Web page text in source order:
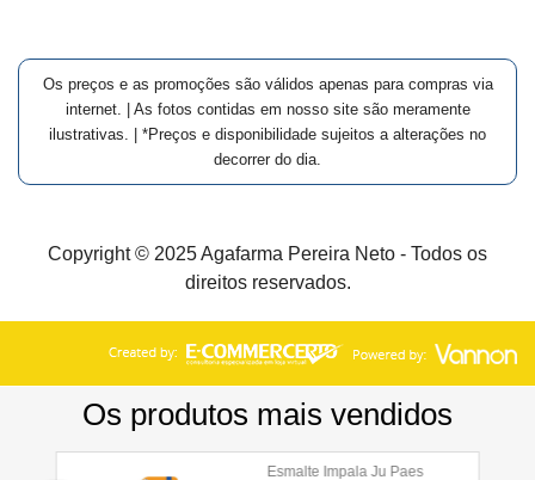
Os preços e as promoções são válidos apenas para compras via
internet. | As fotos contidas em nosso site são meramente
ilustrativas. | *Preços e disponibilidade sujeitos a alterações no
decorrer do dia.
Copyright © 2025 Agafarma Pereira Neto - Todos os
direitos reservados.